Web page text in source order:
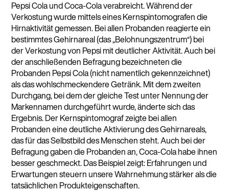
Pepsi Cola und Coca-Cola verabreicht. Während der
Verkostung wurde mittels eines Kernspintomografen die
Hirnaktivität gemessen. Bei allen Probanden reagierte ein
bestimmtes Gehirnareal (das „Belohnungszentrum“) bei
der Verkostung von Pepsi mit deutlicher Aktivität. Auch bei
der anschließenden Befragung bezeichneten die
Probanden Pepsi Cola (nicht namentlich gekennzeichnet)
als das wohlschmeckendere Getränk. Mit dem zweiten
Durchgang, bei dem der gleiche Test unter Nennung der
Markennamen durchgeführt wurde, änderte sich das
Ergebnis. Der Kernspintomograf zeigte bei allen
Probanden eine deutliche Aktivierung des Gehirnareals,
das für das Selbstbild des Menschen steht. Auch bei der
Befragung gaben die Probanden an, Coca-Cola habe ihnen
besser geschmeckt. Das Beispiel zeigt: Erfahrungen und
Erwartungen steuern unsere Wahrnehmung stärker als die
tatsächlichen Produkteigenschaften.